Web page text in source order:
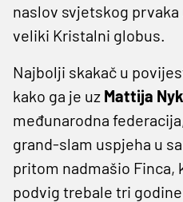
naslov svjetskog
veliki Kristalni globus.
Najbolji skakač u
kako ga je uz Mattija
međunarodna
grand-slam uspjeha u
pritom nadmašio Finca,
podvig trebale tri